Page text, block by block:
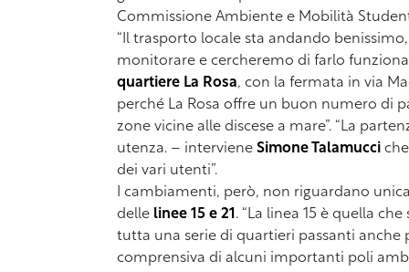
Commissione Ambiente e Mobilità
“Il trasporto locale sta andando
monitorare e cercheremo di farlo
quartiere La Rosa, con la fermata in via
perché La Rosa offre un buon numero di
zone vicine alle discese a mare”. “La
utenza. – interviene Simone Talamucci
dei vari utenti”.
I cambiamenti, però, non riguardano
delle linee 15 e 21 . “La linea 15 è quella
tutta una serie di quartieri passanti anche
comprensiva di alcuni importanti poli